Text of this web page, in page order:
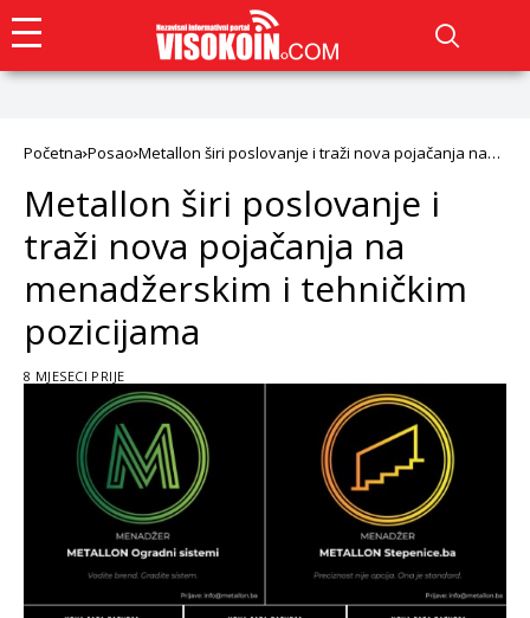
Početna Posao Metallon širi poslovanje i traži nova pojačanja na
Metallon širi poslovanje i
traži nova pojačanja na
menadžerskim i tehničkim
pozicijama
8 MJESECI PRIJE